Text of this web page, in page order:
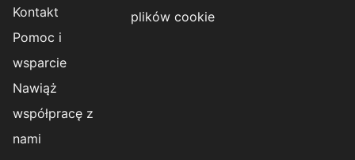
Kontakt
Pomoc i
wsparcie
Nawiąż
współpracę z
nami
plików cookie